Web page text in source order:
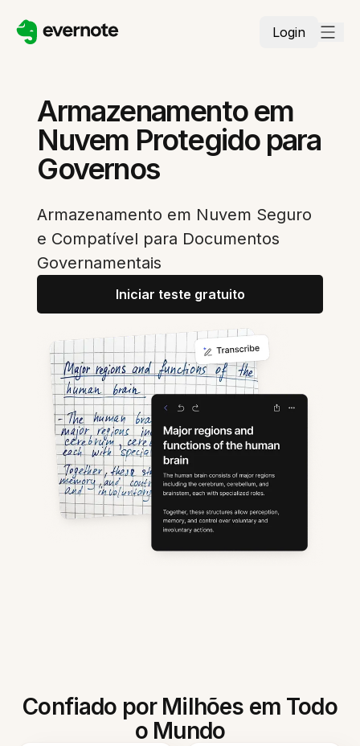
Login
Armazenamento em
Nuvem Protegido para
Governos
Armazenamento em Nuvem Seguro
e Compatível para Documentos
Governamentais
Iniciar teste gratuito
Confiado por Milhões em Todo
o Mundo